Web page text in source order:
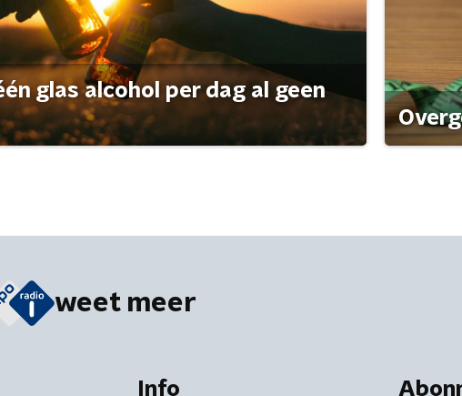
glas alcohol per dag al geen
weet meer
Info